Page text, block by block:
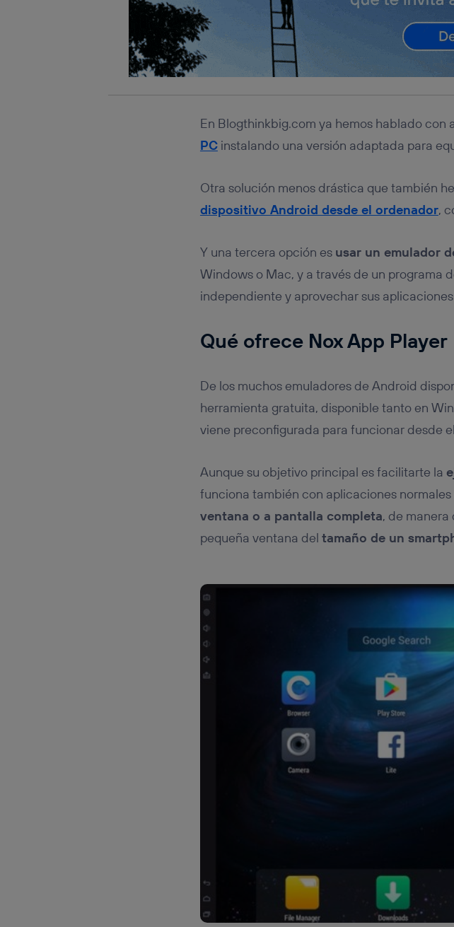
En Blogthinkbig.com ya hemos hablado con
PCinstalando una versión adaptada para
Otra solución menos drástica que también
dispositivo Android desde el ordenador,
Y una tercera opción es usar un emulador
Windows o Mac, y a través de un programa
independiente y aprovechar sus
Qué ofrece Nox App Player
De los muchos emuladores de Android
herramienta gratuita, disponible tanto en
viene preconfigurada para funcionar desde
Aunque su objetivo principal es facilitarte la
funciona también con aplicaciones
ventana o a pantalla completa, de manera
pequeña ventana del tamaño de un